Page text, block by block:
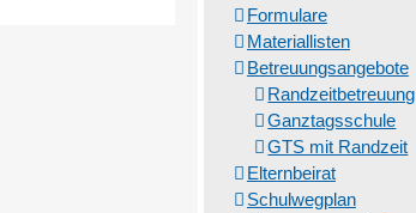
Formulare
Materiallisten
Betreuungsangebote
Randzeitbetreuung
Ganztagsschule
GTS mit Randzeit
Elternbeirat
Schulwegplan